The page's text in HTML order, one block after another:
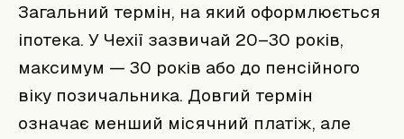
Загальний термін, на який оформлюється
іпотека. У Чехії зазвичай 20–30 років,
максимум — 30 років або до пенсійного
віку позичальника. Довгий термін
означає менший місячний платіж, але